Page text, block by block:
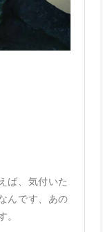
ば、気付いた
んです、あの
。